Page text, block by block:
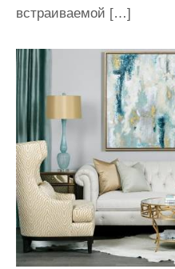
встраиваемой […]